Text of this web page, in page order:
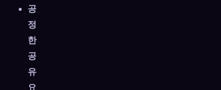
공
정
한
공
유
요